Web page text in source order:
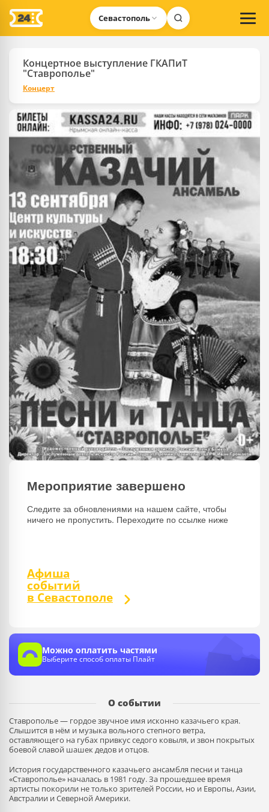
Севастополь
Концертное выступление ГКАПиТ
"Ставрополье"
Концерт
Мероприятие завершено
Следите за обновлениями на нашем сайте, чтобы
ничего не пропустить. Переходите по ссылке ниже
Афиша
событий
в Севастополе
Можно оплатить частями
Выберите способ оплаты Плайт
О событии
Ставрополье — гордое звучное имя исконно казачьего края.
Слышится в нём и музыка вольного степного ветра,
оставляющего на губах привкус седого ковыля, и звон покрытых
боевой славой шашек дедов и отцов.
История государственного казачьего ансамбля песни и танца
«Ставрополье» началась в 1981 году. За прошедшее время
артисты покорили не только зрителей России, но и Европы, Азии,
Австралии и Северной Америки.